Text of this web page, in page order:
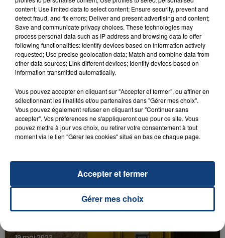
PASSAGE À LILLE POUR RECRUTER SON...
23 mai 2023
L'AGENCE RÉGIONALE DE SANTÉ HAUTS-
DE-FRANCE RECRUTE DANS PLUSIEURS...
content; Use limited data to select content; Ensure security, prevent and
detect fraud, and fix errors; Deliver and present advertising and content;
Save and communicate privacy choices. These technologies may
process personal data such as IP address and browsing data to offer
following functionalities: Identify devices based on information actively
requested; Use precise geolocation data; Match and combine data from
other data sources; Link different devices; Identify devices based on
information transmitted automatically.
Vous pouvez accepter en cliquant sur "Accepter et fermer", ou affiner en
sélectionnant les finalités et/ou partenaires dans "Gérer mes choix".
Vous pouvez également refuser en cliquant sur "Continuer sans
accepter". Vos préférences ne s'appliqueront que pour ce site. Vous
pouvez mettre à jour vos choix, ou retirer votre consentement à tout
moment via le lien "Gérer les cookies" situé en bas de chaque page.
Gérer mes choix
Accepter et fermer